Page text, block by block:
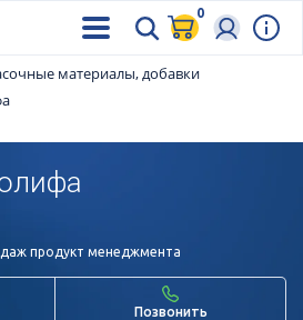
0
материалы, добавки
продукт менеджмента
Позвонить